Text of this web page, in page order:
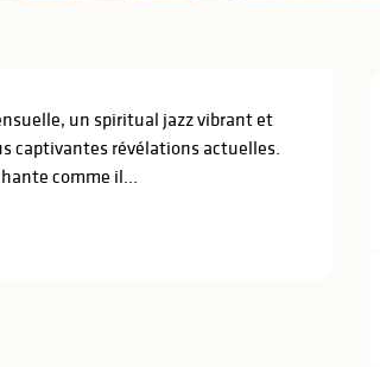
un spiritual jazz vibrant et
captivantes révélations actuelles.
comme il...